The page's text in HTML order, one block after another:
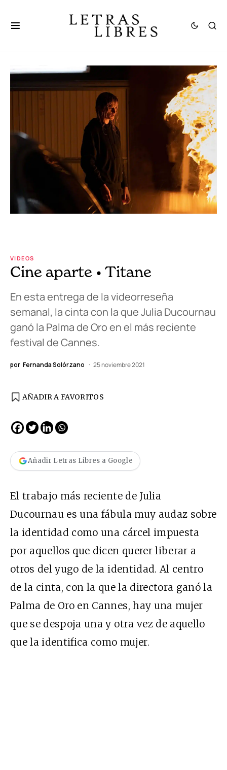
VIDEOS
Cine aparte • Titane
En esta entrega de la videorreseña
semanal, la cinta con la que Julia Ducournau
ganó la Palma de Oro en el más reciente
festival de Cannes.
por Fernanda Solórzano 25 noviembre 2021
AÑADIR A FAVORITOS
Añadir Letras Libres a Google
El trabajo más reciente de Julia
Ducournau es una fábula muy audaz sobre
la identidad como una cárcel impuesta
por aquellos que dicen querer liberar a
otros del yugo de la identidad. Al centro
de la cinta, con la que la directora ganó la
Palma de Oro en Cannes, hay una mujer
que se despoja una y otra vez de aquello
que la identifica como mujer.